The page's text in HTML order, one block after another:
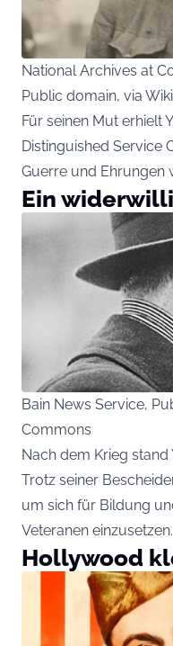
National Archives at
Public domain, via
Für seinen Mut erhielt
Distinguished Service
Guerre und Ehrungen
Ein
Bain News Service,
Commons
Nach dem Krieg stand
Trotz seiner
um sich für Bildung
Veteranen einzusetzen.
Hollywood